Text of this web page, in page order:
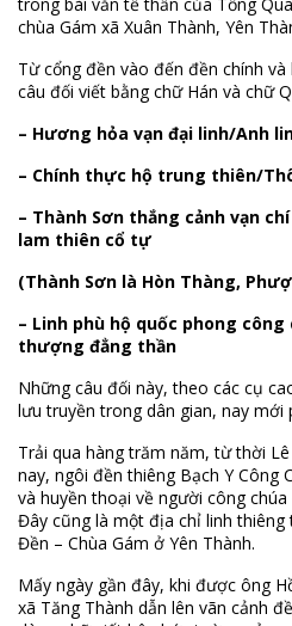
chùa Gám xã Xuân Thành, Yên
Từ cổng đền vào đến đền chính
câu đối viết bằng chữ Hán và chữ
– Hương hỏa vạn đại linh/Anh
– Chính thực hộ trung thiên/
– Thành Sơn thắng cảnh vạn
lam thiên cổ tự
(Thành Sơn là Hòn Thàng,
– Linh phù hộ quốc phong
thượng đẳng thần
Những câu đối này, theo các cụ
lưu truyền trong dân gian, nay mới
Trải qua hàng trăm năm, từ thời
nay, ngôi đền thiêng Bạch Y Công
và huyền thoại về người công
Đây cũng là một địa chỉ linh thiêng
Đền – Chùa Gám ở Yên Thành.
Mấy ngày gần đây, khi được ông
xã Tăng Thành dẫn lên vãn cảnh